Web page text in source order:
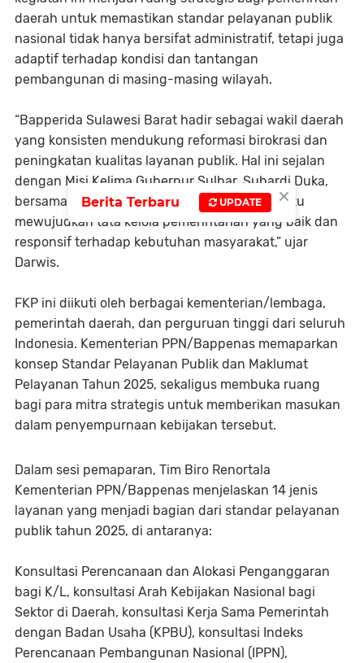
daerah untuk memastikan standar pelayanan publik
nasional tidak hanya bersifat administratif, tetapi juga
adaptif terhadap kondisi dan tantangan
pembangunan di masing-masing wilayah.
“Bapperida Sulawesi Barat hadir sebagai wakil daerah
yang konsisten mendukung reformasi birokrasi dan
peningkatan kualitas layanan publik. Hal ini sejalan
dengan Misi Kelima Gubernur Sulbar, Suhardi Duka,
bersama Wakil Gubernur Salim S. Mengga, yaitu
mewujudkan tata kelola pemerintahan yang baik dan
responsif terhadap kebutuhan masyarakat,” ujar
Darwis.
FKP ini diikuti oleh berbagai kementerian/lembaga,
pemerintah daerah, dan perguruan tinggi dari seluruh
Indonesia. Kementerian PPN/Bappenas memaparkan
konsep Standar Pelayanan Publik dan Maklumat
Pelayanan Tahun 2025, sekaligus membuka ruang
bagi para mitra strategis untuk memberikan masukan
dalam penyempurnaan kebijakan tersebut.
Dalam sesi pemaparan, Tim Biro Renortala
Kementerian PPN/Bappenas menjelaskan 14 jenis
layanan yang menjadi bagian dari standar pelayanan
publik tahun 2025, di antaranya:
Konsultasi Perencanaan dan Alokasi Penganggaran
bagi K/L, konsultasi Arah Kebijakan Nasional bagi
Sektor di Daerah, konsultasi Kerja Sama Pemerintah
dengan Badan Usaha (KPBU), konsultasi Indeks
Perencanaan Pembangunan Nasional (IPPN),
×
Berita Terbaru UPDATE